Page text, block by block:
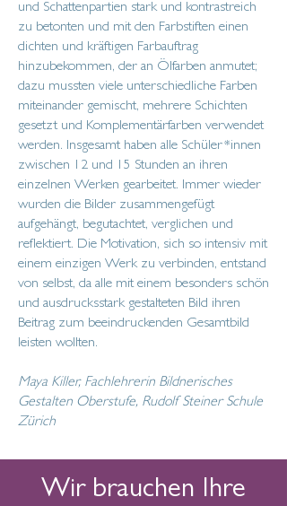
und Schattenpartien stark und kontrastreich
zu betonten und mit den Farbstiften einen
dichten und kräftigen Farbauftrag
hinzubekommen, der an Ölfarben anmutet;
dazu mussten viele unterschiedliche Farben
miteinander gemischt, mehrere Schichten
gesetzt und Komplementärfarben verwendet
werden. Insgesamt haben alle Schüler*innen
zwischen 12 und 15 Stunden an ihren
einzelnen Werken gearbeitet. Immer wieder
wurden die Bilder zusammengefügt
aufgehängt, begutachtet, verglichen und
reflektiert. Die Motivation, sich so intensiv mit
einem einzigen Werk zu verbinden, entstand
von selbst, da alle mit einem besonders schön
und ausdrucksstark gestalteten Bild ihren
Beitrag zum beeindruckenden Gesamtbild
leisten wollten.
Maya Killer, Fachlehrerin Bildnerisches
Gestalten Oberstufe, Rudolf Steiner Schule
Zürich
Wir brauchen Ihre